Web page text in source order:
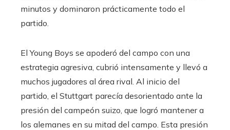
minutos y dominaron prácticamente todo el
partido.
El Young Boys se apoderó del campo con una
estrategia agresiva, cubrió intensamente y llevó a
muchos jugadores al área rival. Al inicio del
partido, el Stuttgart parecía desorientado ante la
presión del campeón suizo, que logró mantener a
los alemanes en su mitad del campo. Esta presión